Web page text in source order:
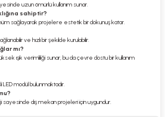
uzun ömürlü kullanım sunar.
sahiptir?
sağlayarak projelere estetik bir dokunuş katar.
ve hızlı bir şekilde kurulabilir.
mı?
ışık verimliliği sunar, bu da çevre dostu bir kullanım
modül bulunmaktadır.
sayesinde dış mekan projeleri için uygundur.